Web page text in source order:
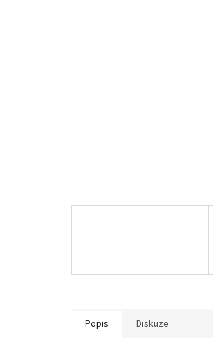
Popis Diskuze